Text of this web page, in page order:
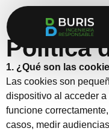
Política
1. ¿Qué son las
Las cookies son
dispositivo al acceder
funcione
casos, medir